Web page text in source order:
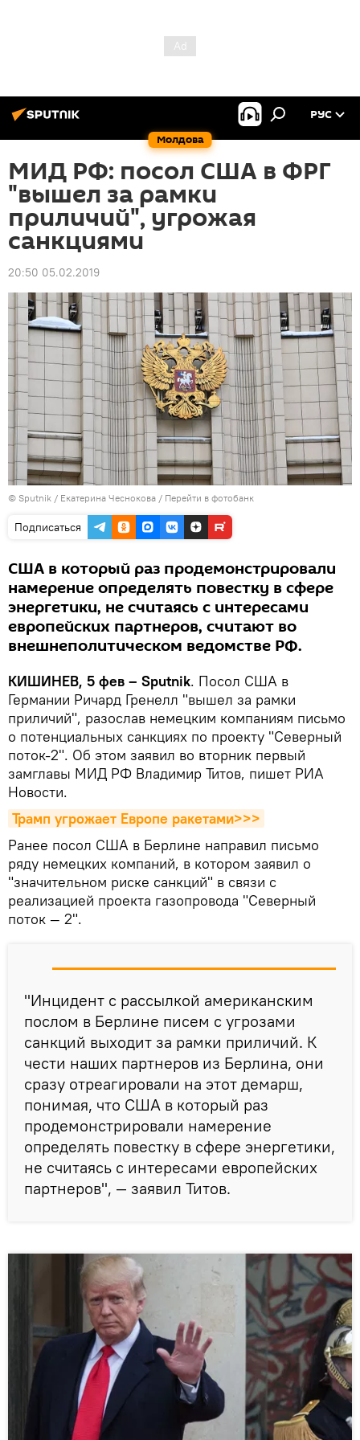
Молдова
РУС
МИД РФ: посол США в ФРГ
"вышел за рамки
приличий", угрожая
санкциями
20:50 05.02.2019
© Sputnik / Екатерина Чеснокова / Перейти в фотобанк
Подписаться
США в который раз продемонстрировали
намерение определять повестку в сфере
энергетики, не считаясь с интересами
европейских партнеров, считают во
внешнеполитическом ведомстве РФ.
КИШИНЕВ, 5 фев – Sputnik. Посол США в
Германии Ричард Гренелл "вышел за рамки
приличий", разослав немецким компаниям письмо
о потенциальных санкциях по проекту "Северный
поток-2". Об этом заявил во вторник первый
замглавы МИД РФ Владимир Титов, пишет РИА
Новости.
Трамп угрожает Европе ракетами>>>
Ранее посол США в Берлине направил письмо
ряду немецких компаний, в котором заявил о
"значительном риске санкций" в связи с
реализацией проекта газопровода "Северный
поток — 2".
"Инцидент с рассылкой американским
послом в Берлине писем с угрозами
санкций выходит за рамки приличий. К
чести наших партнеров из Берлина, они
сразу отреагировали на этот демарш,
понимая, что США в который раз
продемонстрировали намерение
определять повестку в сфере энергетики,
не считаясь с интересами европейских
партнеров", — заявил Титов.